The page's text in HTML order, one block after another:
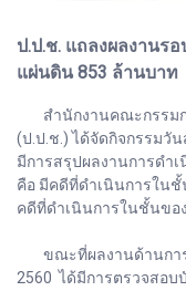
ป.ป.ช. แถลงผลงานร
แผ่นดิน 853 ล้านบาท
สำนักงานคณะกรรมก
(ป.ป.ช.) ได้จัดกิจกรรมวั
มีการสรุปผลงานการดำ
คือ มีคดีที่ดำเนินการในชั้
คดีที่ดำเนินการในชั้นขอ
ขณะที่ผลงานด้านการ
2560 ได้มีการตรวจสอ